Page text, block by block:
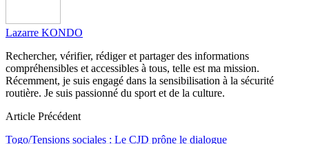
Lazarre KONDO
Rechercher, vérifier, rédiger et partager des informations
compréhensibles et accessibles à tous, telle est ma mission.
Récemment, je suis engagé dans la sensibilisation à la sécurité
routière. Je suis passionné du sport et de la culture.
Article Précédent
Togo/Tensions sociales : Le CJD prône le dialogue